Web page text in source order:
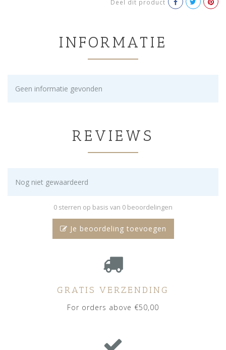
Deel dit product
INFORMATIE
Geen informatie gevonden
REVIEWS
Nog niet gewaardeerd
0 sterren op basis van 0 beoordelingen
Je beoordeling toevoegen
GRATIS VERZENDING
For orders above €50,00